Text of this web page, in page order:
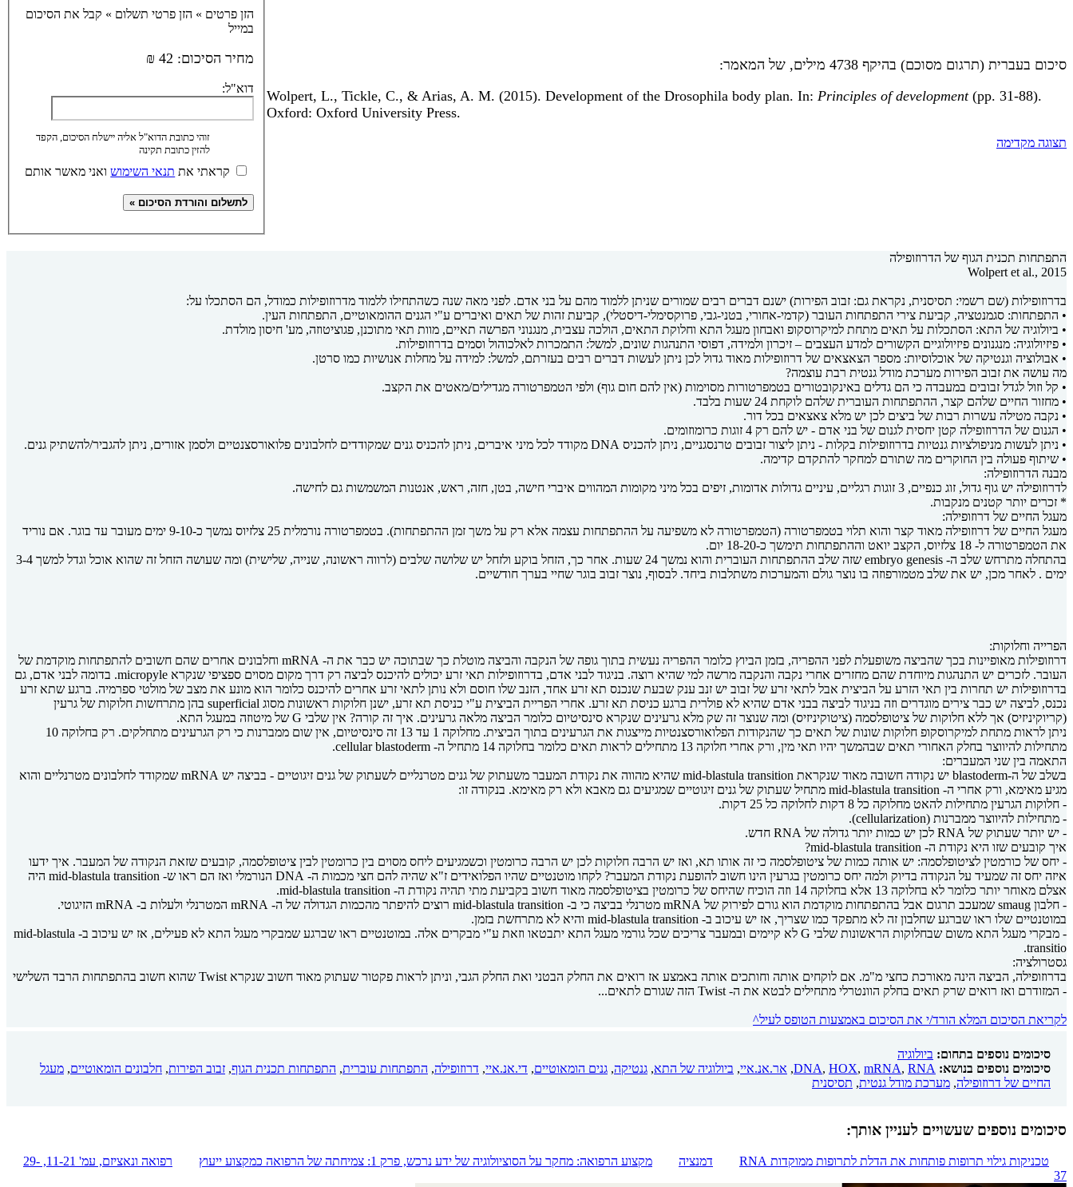
סיכום בעברית (תרגום מסוכם) בהיקף 4738 מילים, של המאמר:
Wolpert, L., Tickle, C., & Arias, A. M. (2015). Development of the Drosophila body plan. In:Principles of development(pp. 31-88).
תצוגה מקדימה
הזן פרטים » הזן פרטי תשלום » קבל את הסיכום
במייל
מחיר הסיכום: 42 ₪
דוא"ל:
זוהי כתובת הדוא"ל אליה יישלח הסיכום, הקפד
להזין כתובת תקינה
תנאי השימושואני מאשר אותם
התפתחות תכנית הגוף של הדרוזופילה
Wolpert et al., 2015
בדרוזופילות (שם רשמי: תסיסנית, נקראת גם: זבוב הפירות) ישנם דברים רבים שמורים שניתן ללמוד מהם על בני אדם. לפני מאה שנה כשהתחילו ללמוד מדרוזופילות כמודל, הם הסתכלו על:
• התפתחות: סגמנטציה, קביעת צירי התפתחות העובר (קדמי-אחורי, בטני-גבי, פרוקסימלי-דיסטלי), קביעת זהות של תאים ואיברים ע"י הגנים ההומאוטיים, התפתחות העין.
• ביולוגיה של התא: הסתכלות על תאים מתחת למיקרוסקופ ואבחון מעגל התא וחלוקת התאים, הולכה עצבית, מנגנוני הפרשה תאיים, מוות תאי מתוכנן, פגוציטוזה, מע' חיסון מולדת.
• פיזיולוגיה: מנגנונים פיזיולוגיים הקשורים למדע העצבים – זיכרון ולמידה, דפוסי התנהגות שונים, למשל: התמכרות לאלכוהול וסמים בדרוזופילות.
• אבולוציה וגנטיקה של אוכלוסיות: מספר הצאצאים של דרוזופילות מאוד גדול לכן ניתן לעשות דברים רבים בעזרתם, למשל: למידה על מחלות אנושיות כמו סרטן.
מה עושה את זבוב הפירות מערכת מודל גנטית רבת עוצמה?
• קל וזול לגדל זבובים במעבדה כי הם גדלים באינקובטורים בטמפרטורות מסוימות (אין להם חום גוף) ולפי הטמפרטורה מגדילים/מאטים את הקצב.
• מחזור החיים שלהם קצר, ההתפתחות העוברית שלהם לוקחת 24 שעות בלבד.
• נקבה מטילה עשרות רבות של ביצים לכן יש מלא צאצאים בכל דור.
• הגנום של הדרוזופילה קטן יחסית לגנום של בני אדם - יש להם רק 4 זוגות כרומוזומים.
• ניתן לעשות מניפולציות גנטיות בדרוזופילות בקלות - ניתן ליצור זבובים טרנסגניים, ניתן להכניס DNA מקודד לכל מיני איברים, ניתן להכניס גנים שמקודדים לחלבונים פלואורסצנטיים ולסמן אזורים, ניתן להגביר/להשתיק גנים.
• שיתוף פעולה בין החוקרים מה שתורם למחקר להתקדם קדימה.
מבנה הדרוזופילה:
לדרוזופילה יש גוף גדול, זוג כנפיים, 3 זוגות רגליים, עיניים גדולות אדומות, זיפים בכל מיני מקומות המהווים איברי חישה, בטן, חזה, ראש, אנטנות המשמשות גם לחישה.
* זכרים יותר קטנים מנקבות.
מעגל החיים של דרוזופילה:
מעגל החיים של דרוזופילה מאוד קצר והוא תלוי בטמפרטורה (הטמפרטורה לא משפיעה על ההתפתחות עצמה אלא רק על משך זמן ההתפתחות). בטמפרטורה נורמלית 25 צלזיוס נמשך כ-9-10 ימים מעובר עד בוגר. אם נוריד
את הטמפרטורה ל- 18 צלזיוס, הקצב יואט וההתפתחות תימשך כ-18-20 יום.
בהתחלה מתרחש שלב ה- embryo genesis שזה שלב ההתפתחות העוברית והוא נמשך 24 שעות. אחר כך, הזחל בוקע ולזחל יש שלושה שלבים (לרווה ראשונה, שנייה, שלישית) ומה שעושה הזחל זה שהוא אוכל וגדל למשך 3-4
ימים . לאחר מכן, יש את שלב מטמורפוזה בו נוצר גולם והמערכות משתלבות ביחד. לבסוף, נוצר זבוב בוגר שחיי בערך חודשיים.
הפרייה וחלוקות:
דרוזופילות מאופיינות בכך שהביצה משופעלת לפני ההפריה, בזמן הביוץ כלומר ההפריה נעשית בתוך גופה של הנקבה והביצה מוטלת כך שבתוכה יש כבר את ה- mRNA וחלבונים אחרים שהם חשובים להתפתחות מוקדמת של
העובר. לזכרים יש התנהגות מיוחדת שהם מחזרים אחרי נקבה והנקבה מרשה למי שהיא רוצה. בניגוד לבני אדם, בדרוזופילות תאי זרע יכולים להיכנס לביצה רק דרך מקום מסוים ספציפי שנקרא micropyle. בדומה לבני אדם, גם
בדרוזופילות יש תחרות בין תאי הזרע על הביצית אבל לתאי זרע של זבוב יש זנב ענק שבעת שנכנס תא זרע אחד, הזנב שלו חוסם ולא נותן לתאי זרע אחרים להיכנס כלומר הוא מונע את מצב של מולטי ספרמיה. ברגע שתא זרע
נכנס, לביצה יש כבר צירים מוגדרים וזה בניגוד לביצה בבני אדם שהיא לא פולרית ברגע כניסת תא זרע. אחרי הפריית הביצית ע"י כניסת תא זרע, ישנן חלוקות ראשונות מסוג superficial בהן מתרחשות חלוקות של גרעין
(קריוקיניזיס) אך ללא חלוקות של ציטופלסמה (ציטוקיניזיס) ומה שנוצר זה שק מלא גרעינים שנקרא סינסיטיום כלומר הביצה מלאה גרעינים. איך זה קורה? אין שלבי G של מיטוזה במעגל התא.
ניתן לראות מתחת למיקרוסקופ חלוקות שונות של תאים כך שהנקודות הפלואורסצנטיות מייצגות את הגרעינים בתוך הביצית. מחלוקה 1 עד 13 זה סינסיטיום, אין שום ממברנות כי רק הגרעינים מתחלקים. רק בחלוקה 10
מתחילות להיווצר בחלק האחורי תאים שבהמשך יהיו תאי מין, ורק אחרי חלוקה 13 מתחילים לראות תאים כלומר בחלוקה 14 מתחיל ה- cellular blastoderm.
התאמה בין שני המעברים:
בשלב של ה-blastoderm יש נקודה חשובה מאוד שנקראת mid-blastula transition שהיא מהווה את נקודת המעבר משעתוק של גנים מטרנליים לשעתוק של גנים זיגוטיים - בביצה יש mRNA שמקודד לחלבונים מטרנליים והוא
מגיע מאימא, ורק אחרי ה- mid-blastula transition מתחיל שעתוק של גנים זיגוטיים שמגיעים גם מאבא ולא רק מאימא. בנקודה זו:
- חלוקות הגרעין מתחילות להאט מחלוקה כל 8 דקות לחלוקה כל 25 דקות.
- מתחילות להיווצר ממברנות (cellularization).
- יש יותר שעתוק של RNA לכן יש כמות יותר גדולה של RNA חדש.
איך קובעים שזו היא נקודת ה- mid-blastula transition?
- יחס של כורמטין לציטופלסמה: יש אותה כמות של ציטופלסמה כי זה אותו תא, ואז יש הרבה חלוקות לכן יש הרבה כרומטין וכשמגיעים ליחס מסוים בין כרומטין לבין ציטופלסמה, קובעים שזאת הנקודה של המעבר. איך ידעו
איזה יחס זה שמעיד על הנקודה בדיוק ולמה יחס כרומטין בגרעין הינו חשוב להופעת נקודת המעבר? לקחו מוטנטיים שהיו הפלואידים ז"א שהיה להם חצי מכמות ה- DNA הנורמלי ואז הם ראו ש- mid-blastula transition היה
אצלם מאוחר יותר כלומר לא בחלוקה 13 אלא בחלוקה 14 וזה הוכיח שהיחס של כרומטין בציטופלסמה מאוד חשוב בקביעת מתי תהיה נקודת ה- mid-blastula transition.
- חלבון smaug שמעכב תרגום אבל בהתפתחות מוקדמת הוא גורם לפירוק של mRNA מטרנלי בביצה כי ב- mid-blastula transition רוצים להיפתר מהכמות הגדולה של ה- mRNA המטרנלי ולעלות ב- mRNA הזיגוטי.
במוטנטיים שלו ראו שברגע שחלבון זה לא מתפקד כמו שצריך, אז יש עיכוב ב- mid-blastula transition והיא לא מתרחשת בזמן.
- מבקרי מעגל התא משום שבחלוקות הראשונות שלבי G לא קיימים ובמעבר צריכים שכל גורמי מעגל התא יתבטאו וזאת ע"י מבקרים אלה. במוטנטיים ראו שברגע שמבקרי מעגל התא לא פעילים, אז יש עיכוב ב- mid-blastula
transitio.
גסטרולציה:
בדרוזופילה, הביצה הינה מאורכת כחצי מ"מ. אם לוקחים אותה וחותכים אותה באמצע אז רואים את החלק הבטני ואת החלק הגבי, וניתן לראות פקטור שעתוק מאוד חשוב שנקרא Twist שהוא חשוב בהתפתחות הרבד השלישי
- המזודרם ואז רואים שרק תאים בחלק הוונטרלי מתחילים לבטא את ה- Twist הזה שגורם לתאים...
לקריאת הסיכום המלא הורד/י את הסיכום באמצעות הטופס לעיל^
סיכומים נוספים בתחום: ביולוגיה
סיכומים נוספים בנושא:
DNA, HOX, mRNA, RNA
, אר.אנ.איי, ביולוגיה של התא, גנטיקה, גנים הומאוטיים, די.אנ.איי, דרוזופילה, התפתחות עוברית, התפתחות תכנית הגוף, זבוב הפירות, חלבונים הומאוטיים, מעגל
החיים של דרוזופילה, מערכת מודל גנטית, תסיסנית
סיכומים נוספים שעשויים לעניין אותך:
טכניקות גילוי תרופות פותחות את הדלת לתרופות ממוקדות RNA דמנציה מקצוע הרפואה: מחקר על הסוציולוגיה של ידע נרכש, פרק 1: צמיחתה של הרפואה כמקצוע ייעוץ
רפואה ונאציזם, עמ' 11-21, 29-
37